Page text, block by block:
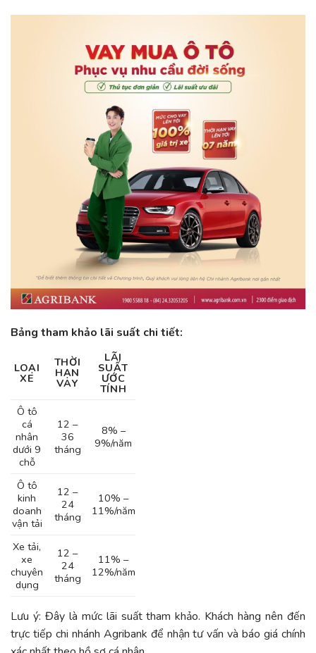
Bảng tham khảo lãi suất chi tiết:
LOẠI
XE
THỜI
HẠN
VAY
LÃI
SUẤT
ƯỚC
TÍNH
Ô tô
cá
nhân
dưới 9
chỗ
12 –
36
tháng
8% –
9%/năm
Ô tô
kinh
doanh
vận tải
12 –
24
tháng
10% –
11%/năm
Xe tải,
xe
chuyên
dụng
12 –
24
tháng
11% –
12%/năm
Lưu ý: Đây là mức lãi suất tham khảo. Khách hàng nên đến
trực tiếp chi nhánh Agribank để nhận tư vấn và báo giá chính